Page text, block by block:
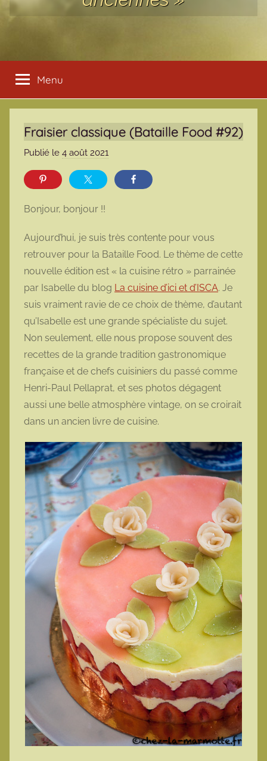
Menu
Fraisier classique (Bataille Food #92)
Publié le 4 août 2021
o
t
t
e
Bonjour, bonjour !!
Aujourd’hui, je suis très contente pour vous
retrouver pour la Bataille Food. Le thème de cette
nouvelle édition est « la cuisine rétro » parrainée
par Isabelle du blog La cuisine d’ici et d’ISCA. Je
suis vraiment ravie de ce choix de thème, d’autant
qu’Isabelle est une grande spécialiste du sujet.
Non seulement, elle nous propose souvent des
recettes de la grande tradition gastronomique
française et de chefs cuisiniers du passé comme
Henri-Paul Pellaprat, et ses photos dégagent
aussi une belle atmosphère vintage, on se croirait
dans un ancien livre de cuisine.